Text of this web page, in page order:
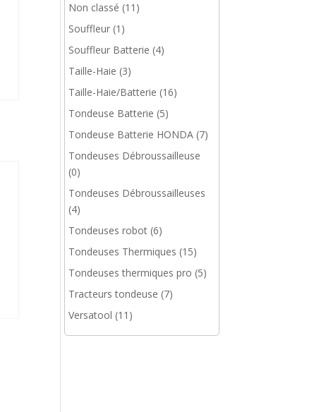
Non classé (11)
Souffleur (1)
Souffleur Batterie (4)
Taille-Haie (3)
Taille-Haie/Batterie (16)
Tondeuse Batterie (5)
Tondeuse Batterie HONDA (7)
Tondeuses Débroussailleuse
(0)
Tondeuses Débroussailleuses
(4)
Tondeuses robot (6)
Tondeuses Thermiques (15)
Tondeuses thermiques pro (5)
Tracteurs tondeuse (7)
Versatool (11)